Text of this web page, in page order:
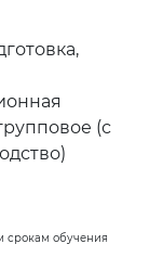
(с
срокам обучения